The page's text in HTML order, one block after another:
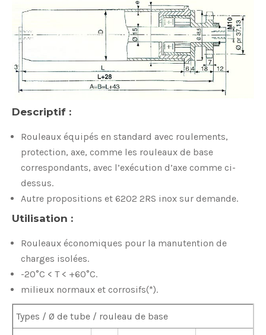
Descriptif :
Rouleaux équipés en standard avec roulements,
protection, axe, comme les rouleaux de base
correspondants, avec l’exécution d’axe comme ci-
dessus.
Autre propositions et 6202 2RS inox sur demande.
Utilisation :
Rouleaux économiques pour la manutention de
charges isolées.
-20°C < T < +60°C.
milieux normaux et corrosifs(*).
Types / Ø de tube / rouleau de base